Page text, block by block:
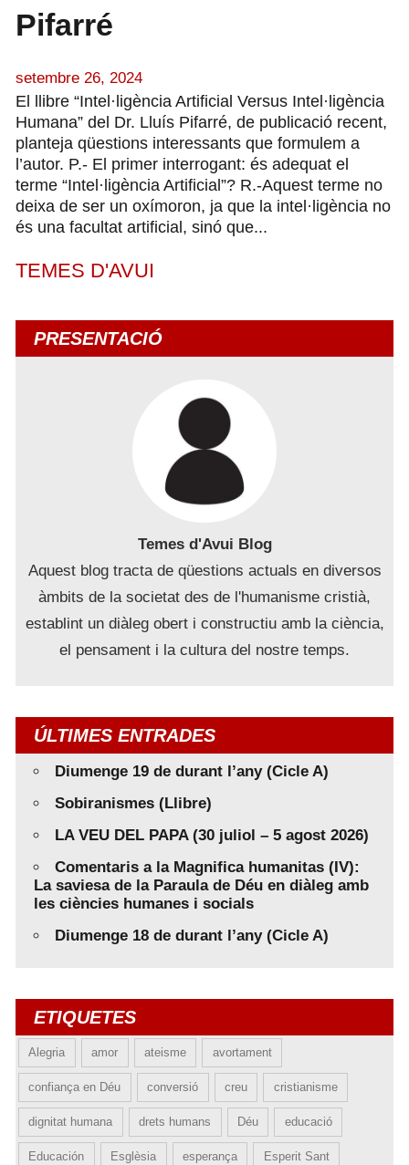
Pifarré
setembre 26, 2024
El llibre “Intel·ligència Artificial Versus Intel·ligència
Humana” del Dr. Lluís Pifarré, de publicació recent,
planteja qüestions interessants que formulem a
l’autor. P.- El primer interrogant: és adequat el
terme “Intel·ligència Artificial”? R.-Aquest terme no
deixa de ser un oxímoron, ja que la intel·ligència no
és una facultat artificial, sinó que...
TEMES D'AVUI
PRESENTACIÓ
Temes d'Avui Blog
Aquest blog tracta de qüestions actuals en diversos
àmbits de la societat des de l'humanisme cristià,
establint un diàleg obert i constructiu amb la ciència,
el pensament i la cultura del nostre temps.
ÚLTIMES ENTRADES
Diumenge 19 de durant l’any (Cicle A)
Sobiranismes (Llibre)
LA VEU DEL PAPA (30 juliol – 5 agost 2026)
Comentaris a la Magnifica humanitas (IV):
La saviesa de la Paraula de Déu en diàleg amb
les ciències humanes i socials
Diumenge 18 de durant l’any (Cicle A)
ETIQUETES
Alegria amor ateisme avortament
confiança en Déu conversió creu cristianisme
dignitat humana drets humans Déu educació
Educación Esglèsia esperança Esperit Sant